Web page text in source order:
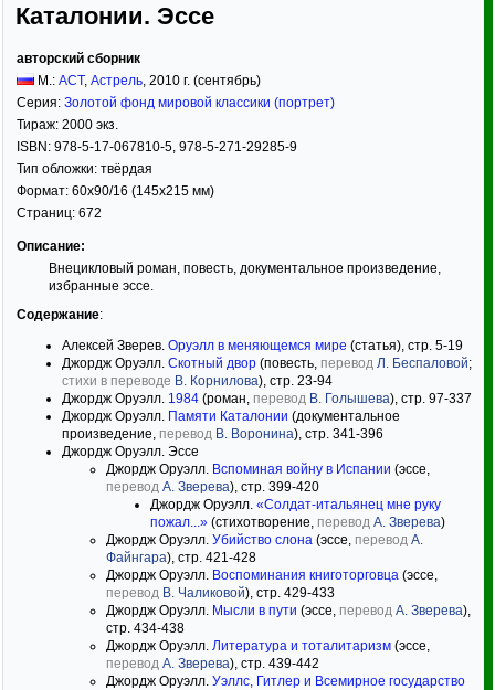
Каталонии. Эссе
авторский сборник
М.: АСТ, Астрель, 2010 г. (сентябрь)
Серия: Золотой фонд мировой классики (портрет)
Тираж: 2000 экз.
ISBN: 978-5-17-067810-5, 978-5-271-29285-9
Тип обложки: твёрдая
Формат: 60x90/16 (145x215 мм)
Страниц: 672
Описание:
Внецикловый роман, повесть, документальное произведение,
избранные эссе.
Содержание:
Алексей Зверев. Оруэлл в меняющемся мире (статья), стр. 5-19
Джордж Оруэлл. Скотный двор (повесть, перевод Л. Беспаловой;
стихи в переводе В. Корнилова), стр. 23-94
Джордж Оруэлл. 1984 (роман, перевод В. Голышева), стр. 97-337
Джордж Оруэлл. Памяти Каталонии (документальное
произведение, перевод В. Воронина), стр. 341-396
Джордж Оруэлл. Эссе
Джордж Оруэлл. Вспоминая войну в Испании (эссе,
перевод А. Зверева), стр. 399-420
Джордж Оруэлл. «Солдат-итальянец мне руку
пожал...» (стихотворение, перевод А. Зверева)
Джордж Оруэлл. Убийство слона (эссе, перевод А.
Файнгара), стр. 421-428
Джордж Оруэлл. Воспоминания книготорговца (эссе,
перевод В. Чаликовой), стр. 429-433
Джордж Оруэлл. Мысли в пути (эссе, перевод А. Зверева),
стр. 434-438
Джордж Оруэлл. Литература и тоталитаризм (эссе,
перевод А. Зверева), стр. 439-442
Джордж Оруэлл. Уэллс, Гитлер и Всемирное государство